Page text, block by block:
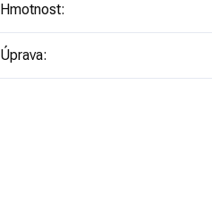
Hmotnost:
Úprava: